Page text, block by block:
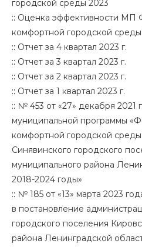
городской среды 2023
:: Оценка эффективности МП
комфортной городской
:: Отчет за 4 квартал 2023 г.
:: Отчет за 3 квартал 2023 г.
:: Отчет за 2 квартал 2023 г.
:: Отчет за 1 квартал 2023 г.
:: № 453 от «27» декабря
муниципальной программы
комфортной городской
Синявинского городского
муниципального района
2018-2024 годы»
:: № 185 от «13» марта 2023
в постановление
городского поселения
района Ленинградской